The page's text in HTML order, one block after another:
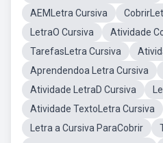
AEMLetra Cursiva
LetraO Cursiva
Atividade
TarefasLetra Cursiva
Aprendendoa Letra Cursiva
Atividade LetraD Cursiva
Atividade TextoLetra Cursiva
Letra a Cursiva ParaCobrir